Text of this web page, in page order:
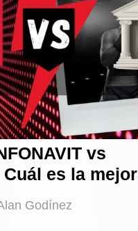
vs
es la mejor
Godínez